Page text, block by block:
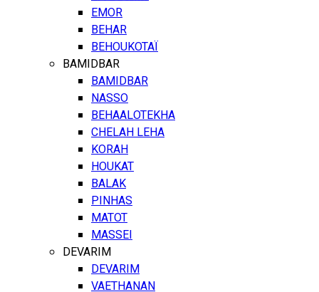
EMOR
BEHAR
BEHOUKOTAÏ
BAMIDBAR
BAMIDBAR
NASSO
BEHAALOTEKHA
CHELAH LEHA
KORAH
HOUKAT
BALAK
PINHAS
MATOT
MASSEI
DEVARIM
DEVARIM
VAETHANAN